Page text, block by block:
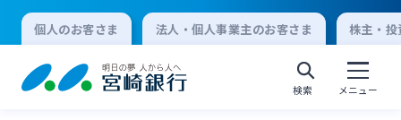
個人のお客さま 法人・個人事業主のお客さま 株主・
検索 メニュー